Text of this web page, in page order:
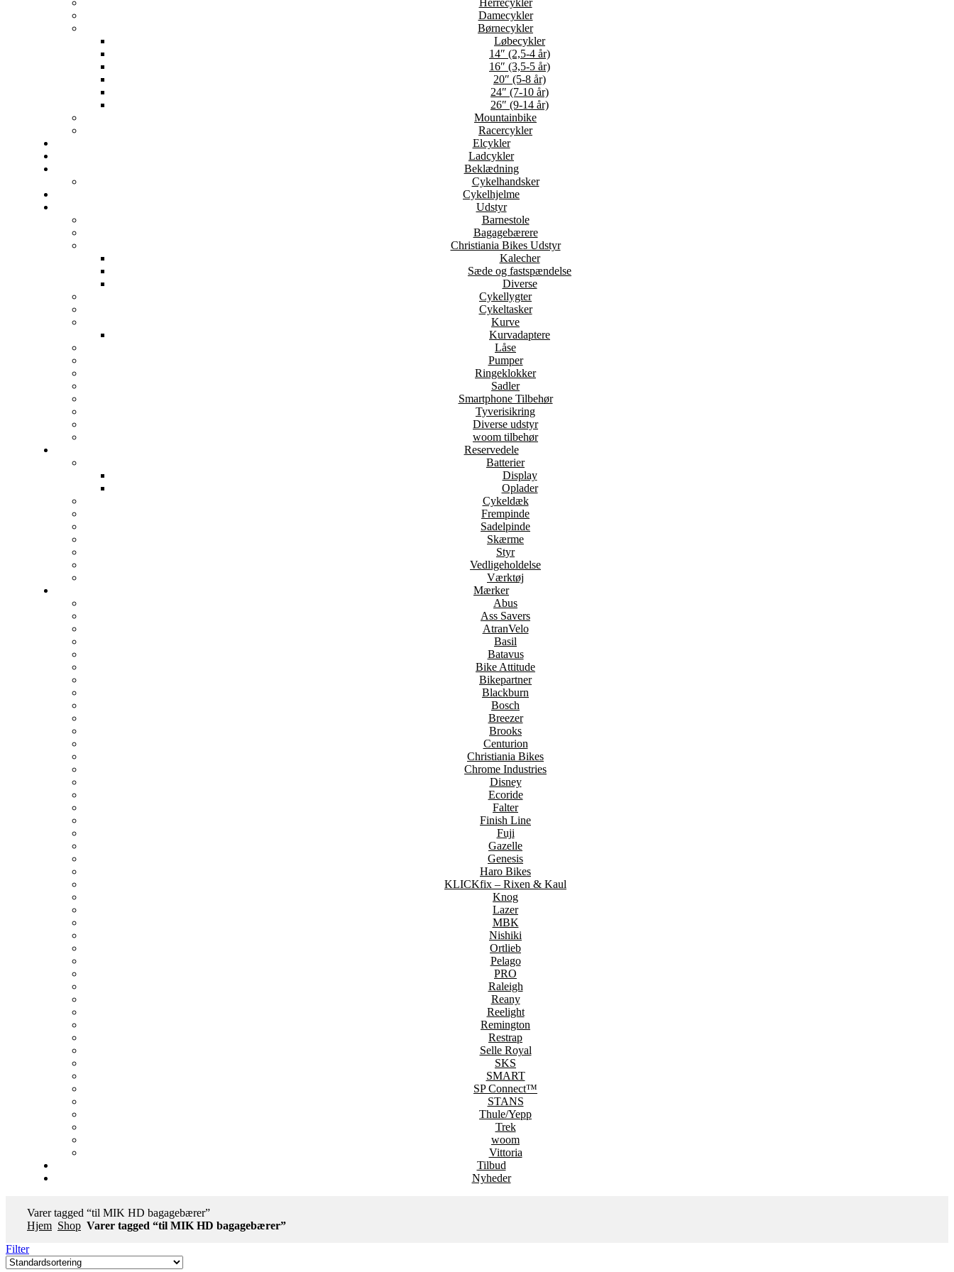
Herrecykler
Damecykler
Børnecykler
Løbecykler
14″ (2,5-4 år)
16″ (3,5-5 år)
20″ (5-8 år)
24″ (7-10 år)
26″ (9-14 år)
Mountainbike
Racercykler
Elcykler
Ladcykler
Beklædning
Cykelhandsker
Cykelhjelme
Udstyr
Barnestole
Bagagebærere
Christiania Bikes Udstyr
Kalecher
Sæde og fastspændelse
Diverse
Cykellygter
Cykeltasker
Kurve
Kurvadaptere
Låse
Pumper
Ringeklokker
Sadler
Smartphone Tilbehør
Tyverisikring
Diverse udstyr
woom tilbehør
Reservedele
Batterier
Display
Oplader
Cykeldæk
Frempinde
Sadelpinde
Skærme
Styr
Vedligeholdelse
Værktøj
Mærker
Abus
Ass Savers
AtranVelo
Basil
Batavus
Bike Attitude
Bikepartner
Blackburn
Bosch
Breezer
Brooks
Centurion
Christiania Bikes
Chrome Industries
Disney
Ecoride
Falter
Finish Line
Fuji
Gazelle
Genesis
Haro Bikes
KLICKfix – Rixen & Kaul
Knog
Lazer
MBK
Nishiki
Ortlieb
Pelago
PRO
Raleigh
Reany
Reelight
Remington
Restrap
Selle Royal
SKS
SMART
SP Connect™
STANS
Thule/Yepp
Trek
woom
Vittoria
Tilbud
Nyheder
Varer tagged “til MIK HD bagagebærer”
Hjem Shop Varer tagged “til MIK HD bagagebærer”
Filter